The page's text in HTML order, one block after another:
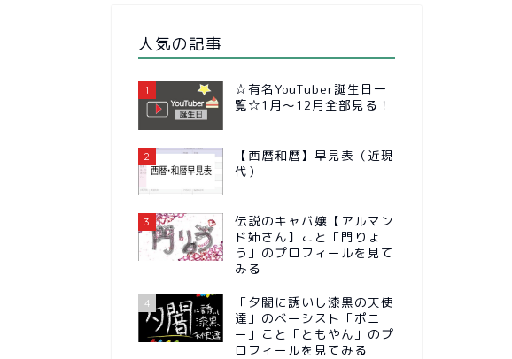
人気の記事
1
☆有名YouTuber誕生日一
覧☆1月～12月全部見る！
2
【西暦和暦】早見表（近現
代）
3
伝説のキャバ嬢【アルマン
ド姉さん】こと「門りょ
う」のプロフィールを見て
みる
4
「夕闇に誘いし漆黒の天使
達」のベーシスト「ポニ
ー」こと「ともやん」のプ
ロフィールを見てみる